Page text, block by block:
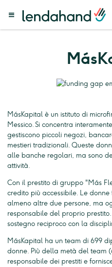
MásKapital è un istituto di
Messico. Si concentra
gestiscono piccoli negozi,
mestieri tradizionali. Queste
alle banche regolari, ma sono
attività.
Con il prestito di gruppo "Más
credito più accessibile. Le
almeno altre due persone, ma
responsabile del proprio
sostegno reciproco con la
MásKapital ha un team di 699
donne. Più della metà del team
responsabile dei prestiti e